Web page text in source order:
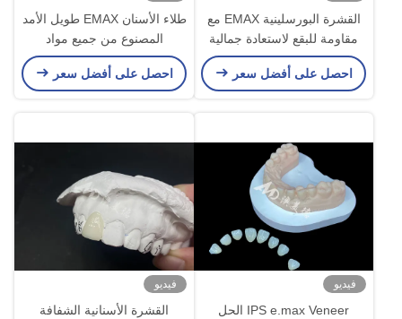
القشرة البورسلينية EMAX مع
مقاومة للبقع لاستعادة جمالية
طبيعية
احصل على أفضل سعر
طلاء الأسنان EMAX طويل الأمد
المصنوع من جميع مواد
الزركونيوم السيراميكية
احصل على أفضل سعر
فيديو
IPS e.max Veneer الحل
فيديو
القشرة الأسنانية الشفافة